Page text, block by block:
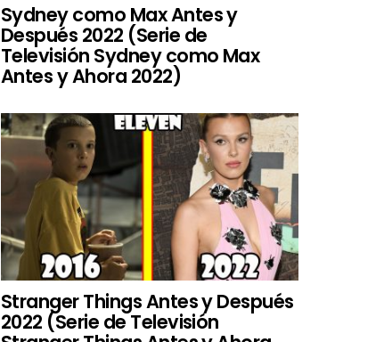
Sydney como Max Antes y
Después 2022 (Serie de
Televisión Sydney como Max
Antes y Ahora 2022)
Stranger Things Antes y Después
2022 (Serie de Televisión